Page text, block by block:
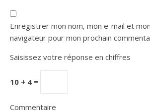
Enregistrer mon nom, mon e-mail et
navigateur pour mon prochain
Saisissez votre réponse en chiffres
10 + 4 =
Commentaire